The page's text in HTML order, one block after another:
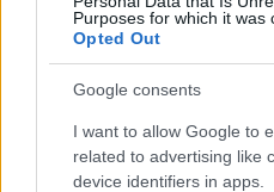
Purposes for which it was
Opted Out
Google consents
I want to allow Google to
related to advertising like
device identifiers in apps.